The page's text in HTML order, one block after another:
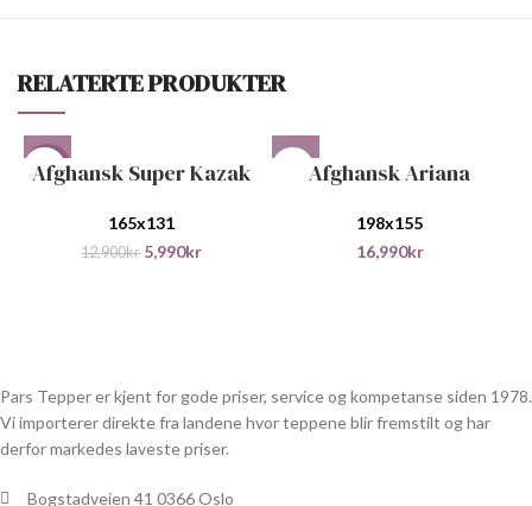
RELATERTE PRODUKTER
-54%
Afghansk Super Kazak
165x131
12,900kr 5,990kr
Afghansk Ariana
198x155
16,990kr
Pars Tepper er kjent for gode priser, service og kompetanse siden 1978.
Vi importerer direkte fra landene hvor teppene blir fremstilt og har
derfor markedes laveste priser.
Bogstadveien 41 0366 Oslo